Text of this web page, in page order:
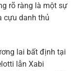
rõ ràng là một sự
cựu danh thủ
lai bất định tại
lẫn Xabi